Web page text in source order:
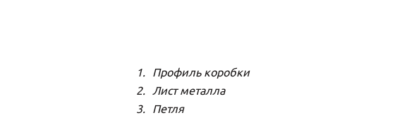
Профиль коробки
Лист металла
Петля